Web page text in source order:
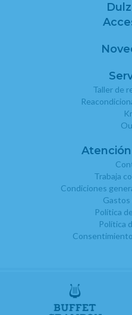
Taller de
Trabaja
Condiciones
Gastos
Política
Política